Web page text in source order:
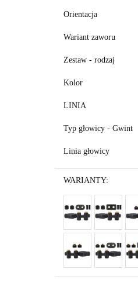
Orientacja
Wariant zaworu
Zestaw - rodzaj
Kolor
LINIA
Typ głowicy - Gwint
Linia głowicy
WARIANTY: